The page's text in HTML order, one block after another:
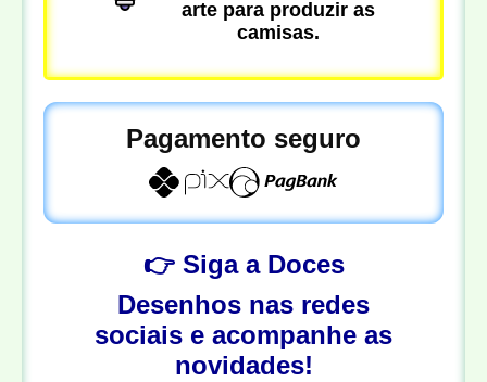
arte para produzir as
camisas.
Pagamento seguro
👉 Siga a Doces
Desenhos nas redes
sociais e acompanhe as
novidades!